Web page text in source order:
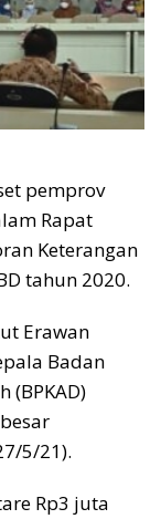
pemprov
Rapat
Keterangan
tahun 2020.
Erawan
Badan
(BPKAD)
5/21).
Rp3 juta